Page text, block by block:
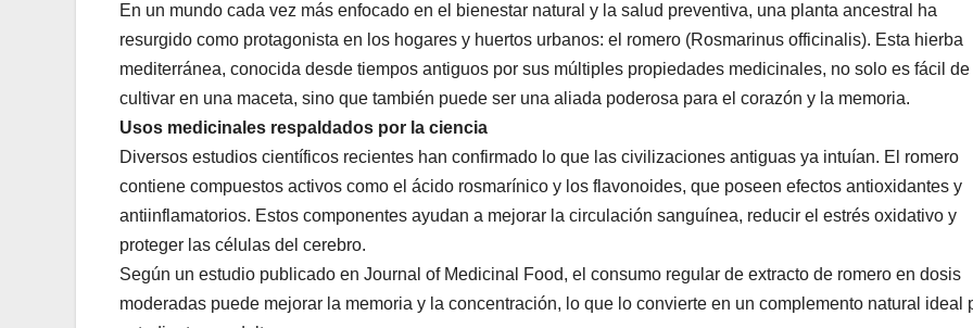
En un mundo cada vez más enfocado en el bienestar natural y la salud preventiva, una planta ancestral ha
resurgido como protagonista en los hogares y huertos urbanos: el romero (Rosmarinus officinalis). Esta hierba
mediterránea, conocida desde tiempos antiguos por sus múltiples propiedades medicinales, no solo es fácil de
cultivar en una maceta, sino que también puede ser una aliada poderosa para el corazón y la memoria.
Usos medicinales respaldados por la ciencia
Diversos estudios científicos recientes han confirmado lo que las civilizaciones antiguas ya intuían. El romero
contiene compuestos activos como el ácido rosmarínico y los flavonoides, que poseen efectos antioxidantes y
antiinflamatorios. Estos componentes ayudan a mejorar la circulación sanguínea, reducir el estrés oxidativo y
proteger las células del cerebro.
Según un estudio publicado en Journal of Medicinal Food, el consumo regular de extracto de romero en dosis
moderadas puede mejorar la memoria y la concentración, lo que lo convierte en un complemento natural ideal